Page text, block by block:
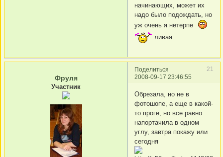
начинающих, может их
надо было подождать, но
уж очень я нетерпе
ливая
Поделиться
21
2008-09-17 23:46:55
Фруля
Участник
Обрезала, но не в
фотошопе, а еще в какой-
то проге, но все равно
напортачила в одном
углу, завтра покажу или
сегодня